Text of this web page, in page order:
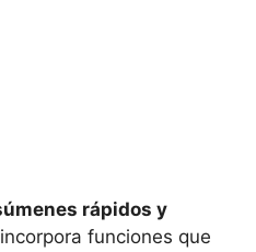
rápidos y
funciones que